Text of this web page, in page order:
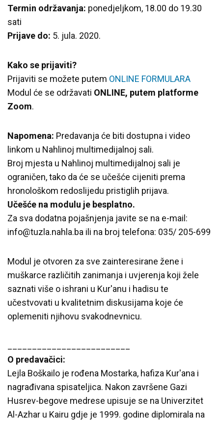
Termin održavanja: ponedjeljkom, 18.00 do 19.30
sati
Prijave do: 5. jula. 2020.
Kako se prijaviti?
Prijaviti se možete putem ONLINE FORMULARA
Modul će se održavati ONLINE, putem platforme
Zoom.
Napomena: Predavanja će biti dostupna i video
linkom u Nahlinoj multimedijalnoj sali.
Broj mjesta u Nahlinoj multimedijalnoj sali je
ograničen, tako da će se učešće cijeniti prema
hronološkom redoslijedu pristiglih prijava.
Učešće na modulu je besplatno.
Za sva dodatna pojašnjenja javite se na e-mail:
info@tuzla.nahla.ba ili na broj telefona: 035/ 205-699
Modul je otvoren za sve zainteresirane žene i
muškarce različitih zanimanja i uvjerenja koji žele
saznati više o ishrani u Kur'anu i hadisu te
učestvovati u kvalitetnim diskusijama koje će
oplemeniti njihovu svakodnevnicu.
O predavačici:
Lejla Boškailo je rođena Mostarka, hafiza Kur'ana i
nagrađivana spisateljica. Nakon završene Gazi
Husrev-begove medrese upisuje se na Univerzitet
Al-Azhar u Kairu gdje je 1999. godine diplomirala na